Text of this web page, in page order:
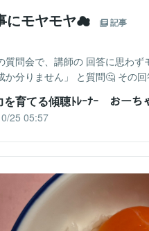
にモヤモヤ☁ 記事
質問会で、講師の 回答に思わ
りません」 と質問🤔 そ
を育てる傾聴ﾄﾚｰﾅｰ おーち
25 05:57